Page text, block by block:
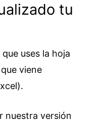
tu
uses la hoja
viene
nuestra versión